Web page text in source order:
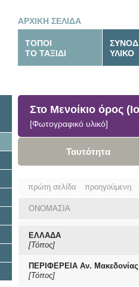
ΑΡΧΙΚΗ ΣΕΛΙΔΑ
ΤΟΠΟΙ
ΤΟ ΤΑΞΙΔΙ
ΥΛΙΚΟ
Στο Μενοίκιο όρος
[Φωτογραφικό υλικό]
Ταυτότητα
πρώτη σελίδα προηγούμενη
ΟΝΟΜΑΣΙΑ
ΕΛΛΑΔΑ
[Τόπος]
ΠΕΡΙΦΕΡΕΙΑ Αν.
[Τόπος]